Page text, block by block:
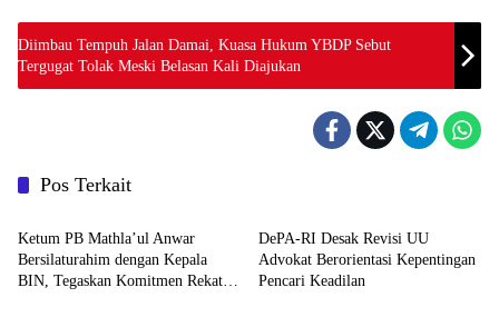
Diimbau Tempuh Jalan Damai, Kuasa Hukum YBDP Sebut
Tergugat Tolak Meski Belasan Kali Diajukan
Pos Terkait
Hukum dan Kriminal
Ketum PB Mathla’ul Anwar
Bersilaturahim dengan Kepala
BIN, Tegaskan Komitmen Rekat
DePA-RI Desak Revisi UU
Advokat Berorientasi Kepentingan
Pencari Keadilan
Hukum dan Kriminal Hukum dan Kriminal